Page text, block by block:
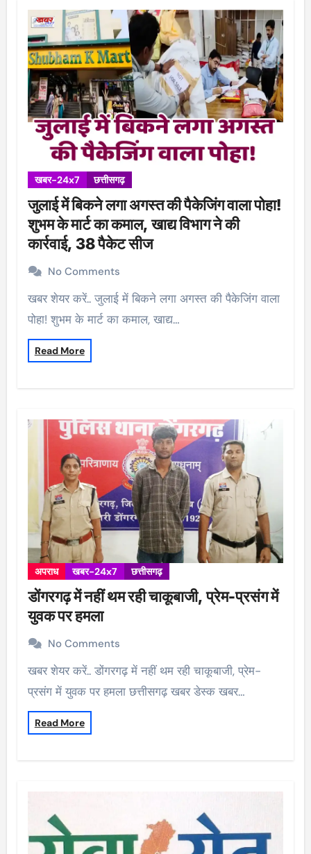
खबर-24x7 छत्तीसगढ़
जुलाई में बिकने लगा अगस्त की पैकेजिंग वाला पोहा!
शुभम के मार्ट का कमाल, खाद्य विभाग ने की
कार्रवाई, 38 पैकेट सीज
No Comments
खबर शेयर करें.. जुलाई में बिकने लगा अगस्त की पैकेजिंग वाला
पोहा! शुभम के मार्ट का कमाल, खाद्य…
Read More
अपराध खबर-24x7 छत्तीसगढ़
डोंगरगढ़ में नहीं थम रही चाकूबाजी, प्रेम-प्रसंग में
युवक पर हमला
No Comments
खबर शेयर करें.. डोंगरगढ़ में नहीं थम रही चाकूबाजी, प्रेम-
प्रसंग में युवक पर हमला छत्तीसगढ़ खबर डेस्क खबर…
Read More